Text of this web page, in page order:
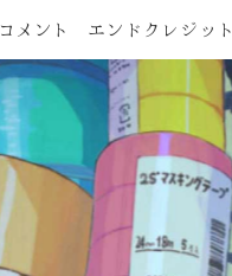
コメント エンドクレジット